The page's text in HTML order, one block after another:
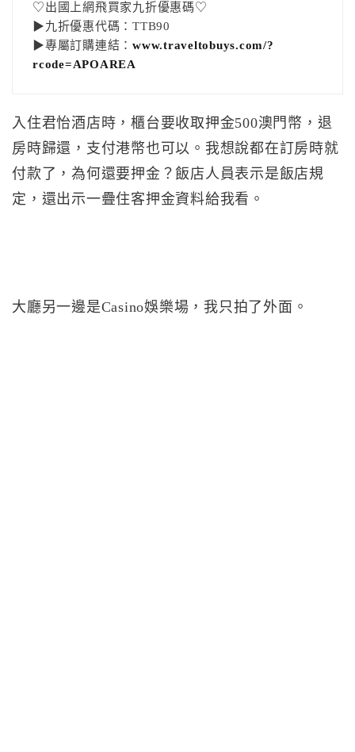
♡出國上網飛買家九折優惠碼♡
▶九折優惠代碼：TTB90
▶專屬訂購連結： www.traveltobuys.com/?
rcode=APOAREA
入住君怡酒店時，櫃台要收取押金500澳門幣，退
房時歸還，支付港幣也可以。我想說都在訂房時就
付款了，為何還要押金？飯店人員表示是飯店規
定，還出示一疊住客押金資料給我看。
大廳另一邊是Casino娛樂場，我只拍了外面。